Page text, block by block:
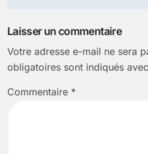
l’article
Laisser un commentaire
Votre adresse e-mail ne sera
obligatoires sont indiqués avec
Commentaire *